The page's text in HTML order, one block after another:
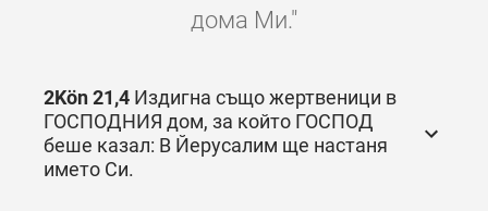
дома Ми."
2Kön 21,4 Издигна също жертвеници в
ГОСПОДНИЯ дом, за който ГОСПОД
беше казал: В Йерусалим ще настаня
името Си.